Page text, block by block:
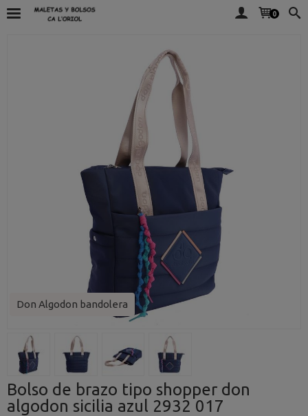
0
Don Algodon bandolera
Bolso de brazo tipo shopper don
algodon sicilia azul 2932 017